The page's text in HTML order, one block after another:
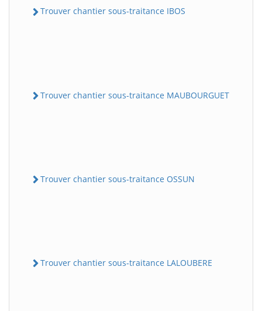
Trouver chantier sous-traitance IBOS
Trouver chantier sous-traitance MAUBOURGUET
Trouver chantier sous-traitance OSSUN
Trouver chantier sous-traitance LALOUBERE